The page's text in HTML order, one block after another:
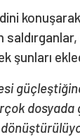
şunları